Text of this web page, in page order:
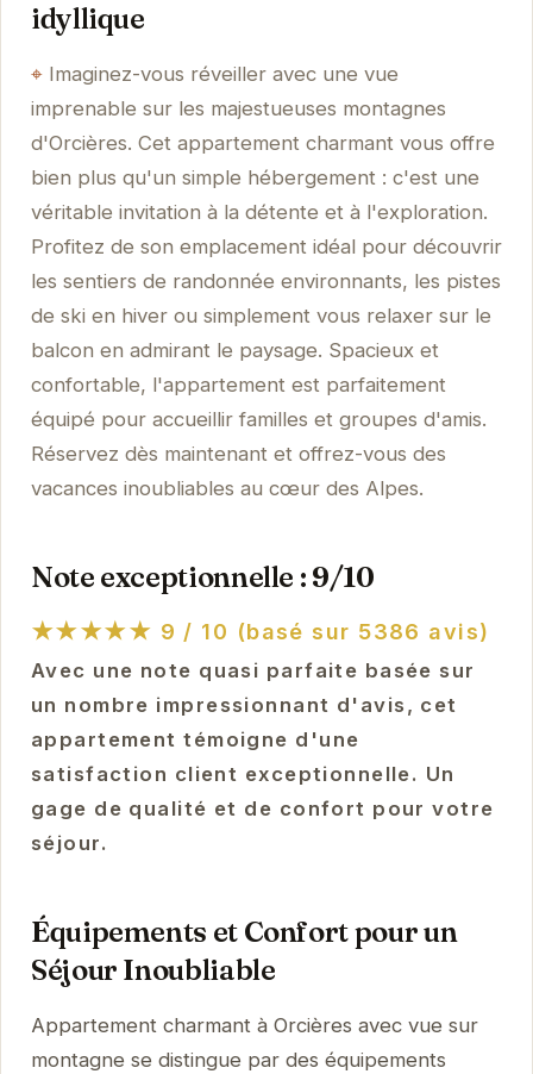
idyllique
Imaginez-vous réveiller avec une vue
imprenable sur les majestueuses montagnes
d'Orcières. Cet appartement charmant vous offre
bien plus qu'un simple hébergement : c'est une
véritable invitation à la détente et à l'exploration.
Profitez de son emplacement idéal pour découvrir
les sentiers de randonnée environnants, les pistes
de ski en hiver ou simplement vous relaxer sur le
balcon en admirant le paysage. Spacieux et
confortable, l'appartement est parfaitement
équipé pour accueillir familles et groupes d'amis.
Réservez dès maintenant et offrez-vous des
vacances inoubliables au cœur des Alpes.
Note exceptionnelle : 9/10
★★★★★ 9 / 10 (basé sur 5386 avis)
Avec une note quasi parfaite basée sur
un nombre impressionnant d'avis, cet
appartement témoigne d'une
satisfaction client exceptionnelle. Un
gage de qualité et de confort pour votre
séjour.
Équipements et Confort pour un
Séjour Inoubliable
Appartement charmant à Orcières avec vue sur
montagne se distingue par des équipements